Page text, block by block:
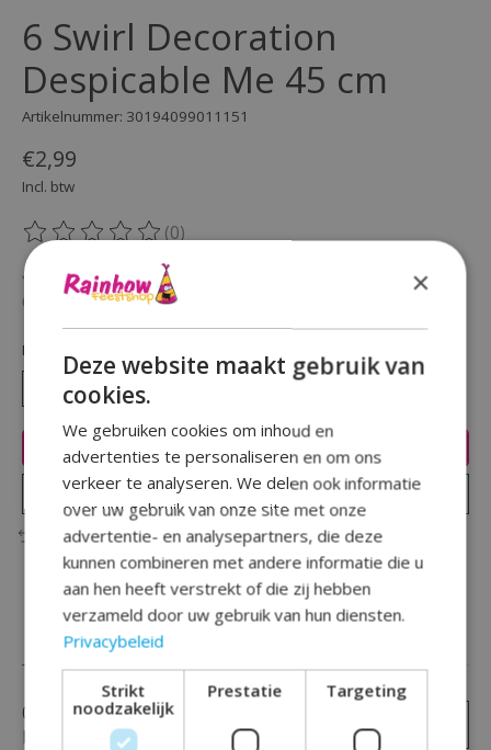
6 Swirl Decoration
Despicable Me 45 cm
Artikelnummer: 30194099011151
€2,99
Incl. btw
De beoordeling van dit product is0van de 5
(0)
Op voorraad
Beschikbaarheid in de winkel controleren
Hoeveelheid:
Toevoegen aan winkelwagen
Plaats bestelling
Toevoegen om te vergelijken
Reviews (0)
0 sterren op basis van
beoordelingen
Je beoordeling toevoegen
×
Deze website maakt gebruik van
cookies.
We gebruiken cookies om inhoud en
advertenties te personaliseren en om ons
verkeer te analyseren. We delen ook informatie
over uw gebruik van onze site met onze
advertentie- en analysepartners, die deze
kunnen combineren met andere informatie die u
aan hen heeft verstrekt of die zij hebben
verzameld door uw gebruik van hun diensten.
Privacybeleid
Strikt
noodzakelijk
Prestatie Targeting